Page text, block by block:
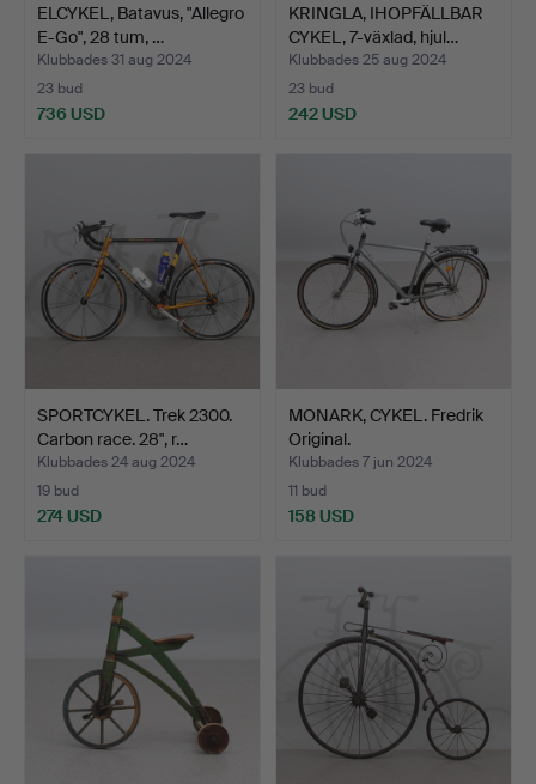
ELCYKEL, Batavus, "Allegro
E-Go", 28 tum, …
Klubbades 31 aug 2024
23 bud
736 USD
KRINGLA, IHOPFÄLLBAR
CYKEL, 7-växlad, hjul…
Klubbades 25 aug 2024
23 bud
242 USD
SPORTCYKEL. Trek 2300.
Carbon race. 28", r…
Klubbades 24 aug 2024
19 bud
274 USD
MONARK, CYKEL. Fredrik
Original.
Klubbades 7 jun 2024
11 bud
158 USD